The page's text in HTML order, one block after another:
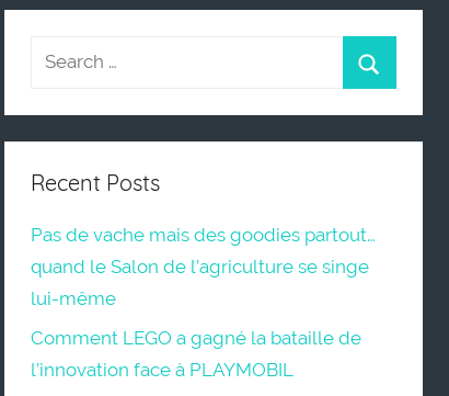
Recent Posts
Pas de vache mais des goodies partout…
quand le Salon de l’agriculture se singe
lui-même
Comment LEGO a gagné la bataille de
l’innovation face à PLAYMOBIL